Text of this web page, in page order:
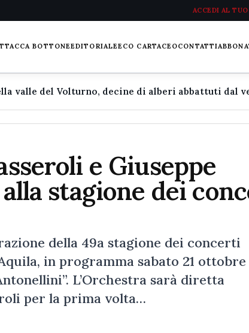
ACCEDI AL
BOTTONEEDITORIALEECO CARTACEOCONTATTI
e Giuseppe
stagione dei
della 49a stagione dei concerti
in programma sabato 21 ottobre
L’Orchestra sarà diretta
per la prima volta…